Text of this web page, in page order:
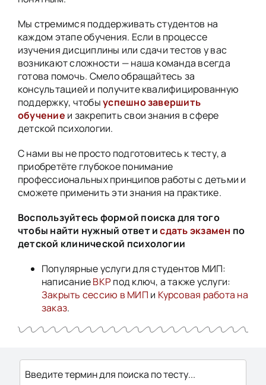
Мы стремимся поддерживать студентов на
каждом этапе обучения. Если в процессе
изучения дисциплины или сдачи тестов у вас
возникают сложности — наша команда всегда
готова помочь. Смело обращайтесь за
консультацией и получите квалифицированную
поддержку, чтобыуспешно завершить
обучение и закрепить свои знания в сфере
детской психологии.
С нами вы не просто подготовитесь к тесту, а
приобретёте глубокое понимание
профессиональных принципов работы с детьми и
сможете применить эти знания на практике.
Воспользуйтесь формой поиска для того
чтобы найти нужный ответ исдать экзамен по
детской клинической психологии
Популярные услуги для студентов МИП:
написаниеВКРпод ключ, а также услуги:
Закрыть сессию в МИП и Курсовая работа на
заказ.